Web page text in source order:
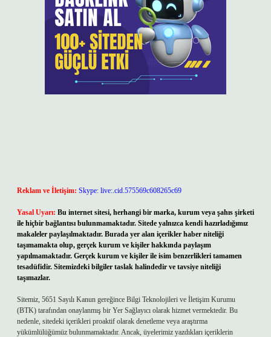
Reklam ve İletişim: Skype: live:.cid.575569c608265c69
Yasal Uyarı: Bu internet sitesi, herhangi bir marka, kurum veya şahıs şirketi
ile hiçbir bağlantısı bulunmamaktadır. Sitede yalnızca kendi hazırladığımız
makaleler paylaşılmaktadır. Burada yer alan içerikler haber niteliği
taşımamakta olup, gerçek kurum ve kişiler hakkında paylaşım
yapılmamaktadır. Gerçek kurum ve kişiler ile isim benzerlikleri tamamen
tesadüfidir. Sitemizdeki bilgiler taslak halindedir ve tavsiye niteliği
taşımazlar.
Sitemiz, 5651 Sayılı Kanun gereğince Bilgi Teknolojileri ve İletişim Kurumu
(BTK) tarafından onaylanmış bir Yer Sağlayıcı olarak hizmet vermektedir. Bu
nedenle, sitedeki içerikleri proaktif olarak denetleme veya araştırma
yükümlülüğümüz bulunmamaktadır. Ancak, üyelerimiz yazdıkları içeriklerin